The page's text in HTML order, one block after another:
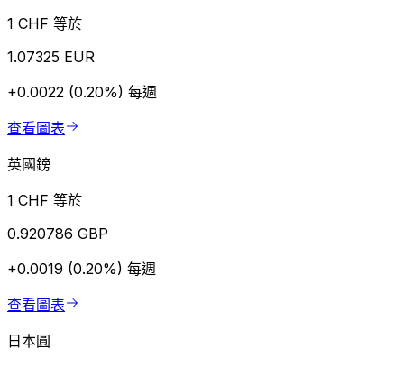
1 CHF 等於
1.07325 EUR
+0.0022 (0.20%) 每週
查看圖表
英國鎊
1 CHF 等於
0.920786 GBP
+0.0019 (0.20%) 每週
查看圖表
日本圓